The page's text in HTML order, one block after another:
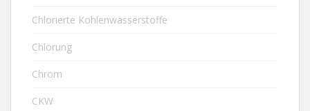
Chlorierte Kohlenwasserstoffe
Chlorung
Chrom
CKW